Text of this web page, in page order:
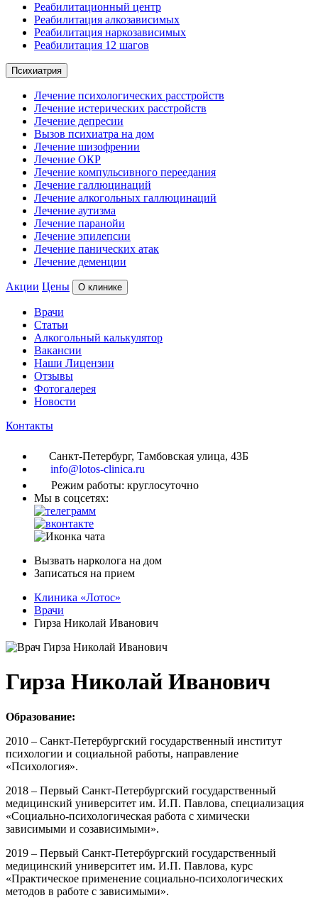
Реабилитационный центр
Реабилитация алкозависимых
Реабилитация наркозависимых
Реабилитация 12 шагов
Психиатрия
Лечение психологических расстройств
Лечение истерических расстройств
Лечение депресии
Вызов психиатра на дом
Лечение шизофрении
Лечение ОКР
Лечение компульсивного переедания
Лечение галлюцинаций
Лечение алкогольных галлюцинаций
Лечение аутизма
Лечение паранойи
Лечение эпилепсии
Лечение панических атак
Лечение деменции
Акции Цены О клинике
Врачи
Статьи
Алкогольный калькулятор
Вакансии
Наши Лицензии
Отзывы
Фотогалерея
Новости
Контакты
Санкт-Петербург, Тамбовская улица, 43Б
info@lotos-clinica.ru
Режим работы: круглосуточно
Мы в соцсетях:
Вызвать нарколога на дом
Записаться на прием
Клиника «Лотос»
Врачи
Гирза Николай Иванович
Гирза Николай Иванович
Образование:
2010 – Санкт-Петербургский государственный институт
психологии и социальной работы, направление
«Психология».
2018 – Первый Санкт-Петербургский государственный
медицинский университет им. И.П. Павлова, специализация
«Социально-психологическая работа с химически
зависимыми и созависимыми».
2019 – Первый Санкт-Петербургский государственный
медицинский университет им. И.П. Павлова, курс
«Практическое применение социально-психологических
методов в работе с зависимыми».